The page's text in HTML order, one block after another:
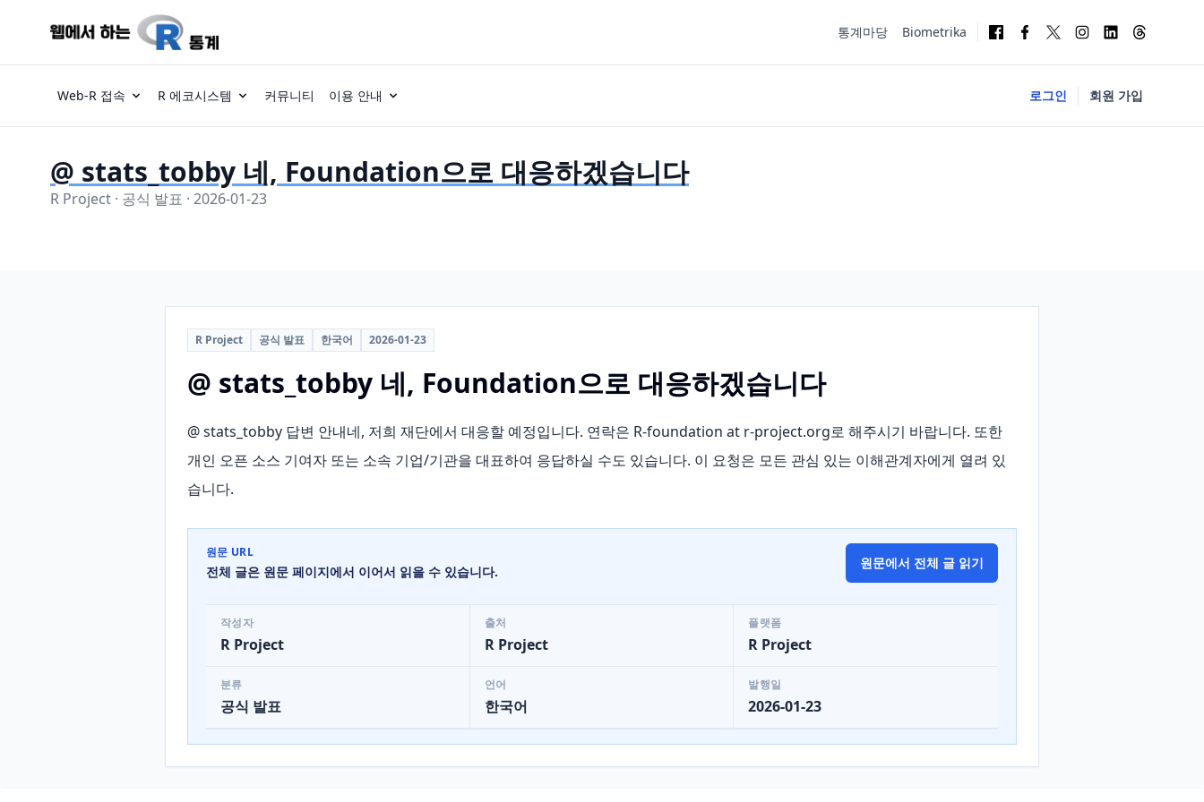
통계마당 Biometrika
Web-R 접속 R 에코시스템 커뮤니티 이용 안내 로그인 회원 가입
@ stats_tobby 네, Foundation으로 대응하겠습니다
R Project · 공식 발표 · 2026-01-23
R Project 공식 발표 한국어 2026-01-23
@ stats_tobby 네, Foundation으로 대응하겠습니다
@ stats_tobby 답변 안내네, 저희 재단에서 대응할 예정입니다. 연락은 R-foundation at r-project.org로 해주시기 바랍니다. 또한
개인 오픈 소스 기여자 또는 소속 기업/기관을 대표하여 응답하실 수도 있습니다. 이 요청은 모든 관심 있는 이해관계자에게 열려 있
습니다.
원문 URL
전체 글은 원문 페이지에서 이어서 읽을 수 있습니다.
원문에서 전체 글 읽기
작성자
R Project
출처
R Project
플랫폼
R Project
분류
공식 발표
언어
한국어
발행일
2026-01-23